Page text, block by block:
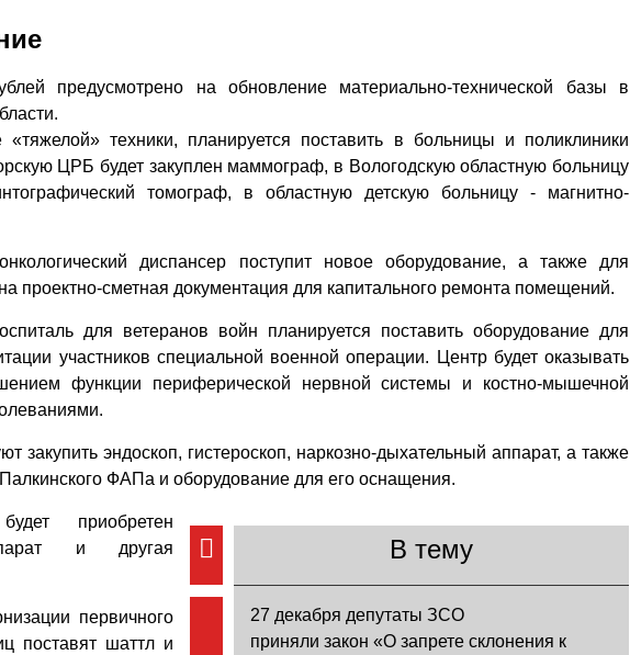
предусмотрено на обновление материально-технической базы в
техники, планируется поставить в больницы и поликлиники
ЦРБ будет закуплен маммограф, в Вологодскую областную больницу
томограф, в областную детскую больницу - магнитно-
диспансер поступит новое оборудование, а также для
проектно-сметная документация для капитального ремонта помещений.
для ветеранов войн планируется поставить оборудование для
участников специальной военной операции. Центр будет оказывать
функции периферической нервной системы и костно-мышечной
закупить эндоскоп, гистероскоп, наркозно-дыхательный аппарат, а также
ФАПа и оборудование для его оснащения.
В тему
27 декабря депутаты ЗСО
приняли закон «О запрете склонения к
приобретен
и другая
первичного
поставят шаттл и